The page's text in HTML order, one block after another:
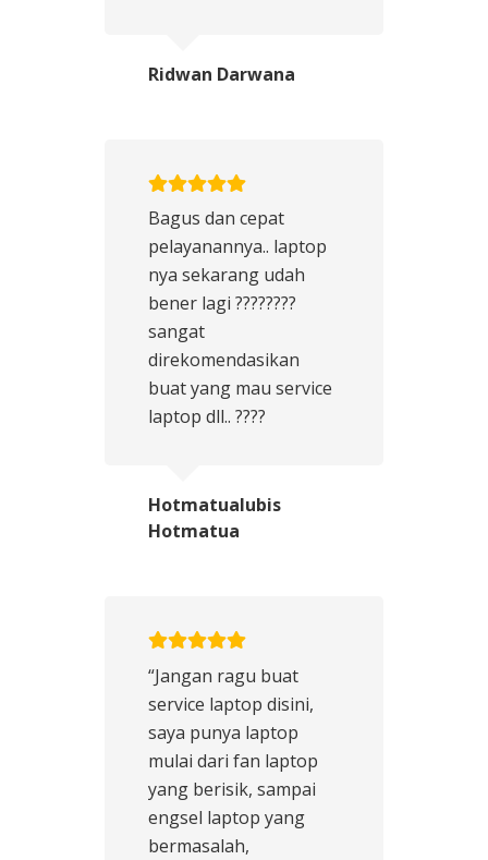
Ridwan Darwana
Bagus dan cepat
pelayanannya.. laptop
nya sekarang udah
bener lagi ????????
sangat
direkomendasikan
buat yang mau service
laptop dll.. ????
Hotmatualubis
Hotmatua
“Jangan ragu buat
service laptop disini,
saya punya laptop
mulai dari fan laptop
yang berisik, sampai
engsel laptop yang
bermasalah,